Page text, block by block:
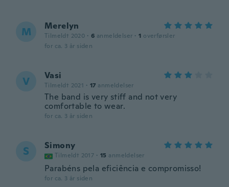
M Merelyn
Tilmeldt 2020 · 6 anmeldelser · 1 overførsler
for ca. 3 år siden
V Vasi
Tilmeldt 2021 · 17 anmeldelser
The band is very stiff and not very
comfortable to wear.
for ca. 3 år siden
S Simony
Tilmeldt 2017 · 15 anmeldelser
Parabéns pela eficiência e compromisso!
for ca. 3 år siden